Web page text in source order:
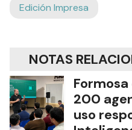
Edición Impresa
NOTAS
200
uso